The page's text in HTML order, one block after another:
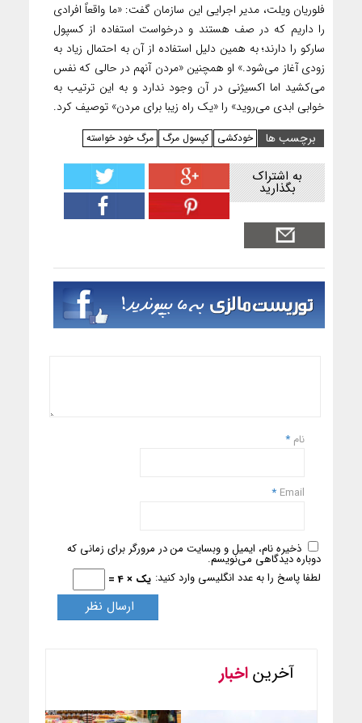
فلوریان ویلت، مدیر اجرایی این سازمان گفت: «ما واقعاً افرادی
را داریم که در صف هستند و درخواست استفاده از کسپول
سارکو را دارند؛ به همین دلیل استفاده از آن به احتمال زیاد به
زودی آغاز می‌شود.» او همچنین «مردن آنهم در حالی که نفس
می‌کشید اما اکسیژنی در آن وجود ندارد و به این ترتیب به
خوابی ابدی می‌روید» را «یک راه زیبا برای مردن» توصیف کرد.
برچسب ها
خودکشی کپسول مرگ مرگ خود خواسته
به اشتراک
بگذارید
نام *
Email
*
ذخیره نام، ایمیل و وبسایت من در مرورگر برای زمانی که
دوباره دیدگاهی می‌نویسم.
لطفا پاسخ را به عدد انگلیسی وارد کنید: یک × 4 =
آخریناخبار